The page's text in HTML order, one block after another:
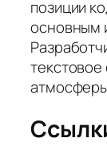
позиции
основным